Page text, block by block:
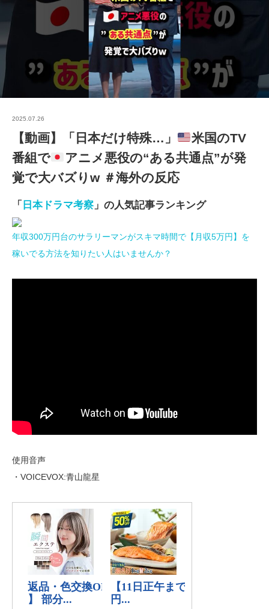
2025.07.26
【動画】「日本だけ特殊…」
米国のTV
番組で
アニメ悪役の“ある共通点”が発
覚で大バズりw ＃海外の反応
「 日本ドラマ考察 」の人気記事ランキング
年収300万円台のサラリーマンがスキマ時間で【月収5万円】を
稼いでる方法を知りたい人はいませんか？
使用音声
・VOICEVOX:青山龍星